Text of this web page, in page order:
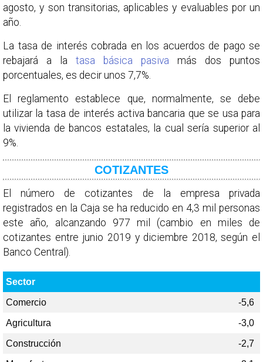
agosto, y son transitorias, aplicables y evaluables por un
año.
La tasa de interés cobrada en los acuerdos de pago se
rebajará a la tasa básica pasiva más dos puntos
porcentuales, es decir unos 7,7%.
El reglamento establece que, normalmente, se debe
utilizar la tasa de interés activa bancaria que se usa para
la vivienda de bancos estatales, la cual sería superior al
9%.
COTIZANTES
El número de cotizantes de la empresa privada
registrados en la Caja se ha reducido en 4,3 mil personas
este año, alcanzando 977 mil (cambio en miles de
cotizantes entre junio 2019 y diciembre 2018, según el
Banco Central).
Sector
Comercio -5,6
Agricultura -3,0
Construcción -2,7